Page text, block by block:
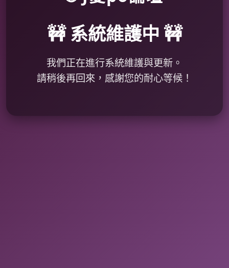
🚧 系統維護中 🚧
我們正在進行系統維護與更新。
請稍後再回來，感謝您的耐心等候！